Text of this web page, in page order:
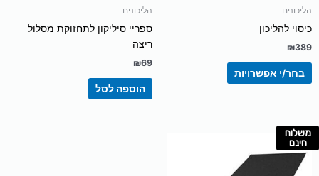
הליכונים
כיסוי להליכון
₪389
בחר/י אפשרויות
הליכונים
ספריי סיליקון לתחזוקת מסלול
ריצה
₪69
הוספה לסל
משלוח
חינם